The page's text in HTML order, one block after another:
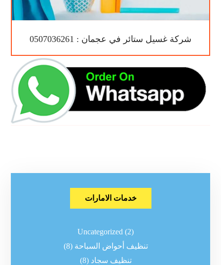
شركة غسيل ستائر في عجمان : 0507036261
خدمات الامارات
Uncategorized (2)
تنظيف أحواض السباحة (8)
تنظيف سجاد (8)